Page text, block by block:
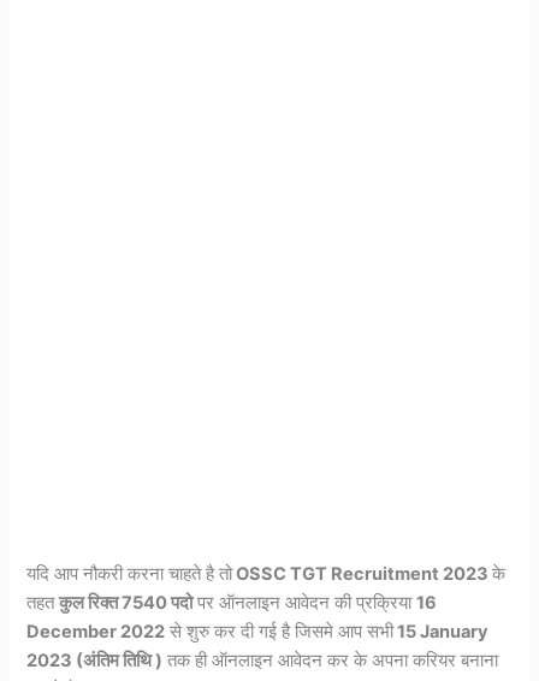
यदि आप नौकरी करना चाहते है तोOSSC TGT Recruitment 2023के
तहतकुल रिक्त 7540 पदोपर ऑनलाइन आवेदन की प्रक्रिया16
December 2022 से शुरु कर दी गई है जिसमे आप सभी15 January
2023 (अंतिम तिथि ) तक ही ऑनलाइन आवेदन कर के अपना करियर बनाना